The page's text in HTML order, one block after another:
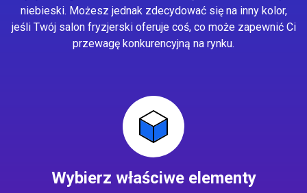
niebieski. Możesz jednak zdecydować się na inny kolor,
jeśli Twój salon fryzjerski oferuje coś, co może zapewnić Ci
przewagę konkurencyjną na rynku.
Wybierz właściwe elementy